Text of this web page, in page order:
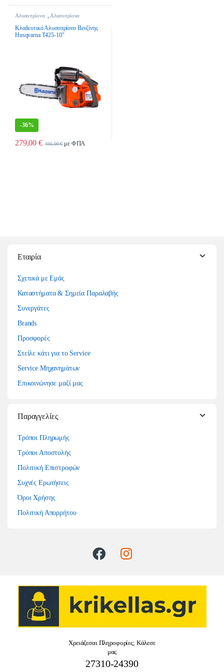
Αλυσοπρίονα
Αλυσοπρίονα
Γεωργικά Εργαλεία
Κλαδευτικό Αλυσοπρίονο Βενζίνης
Husqvarna T425-10″
-36%
279,00€ 435,00€με ΦΠΑ
Εταιρία
Σχετικά με Εμάς
Καταστήματα & Σημεία Παραλαβής
Συνεργάτες
Brands
Προσφορές
Στείλε κάτι για το Service
Service Μηχανημάτων
Επικοινώνησε μαζί μας
Παραγγελίες
Τρόποι Πληρωμής
Τρόποι Αποστολής
Πολιτική Επιστροφών
Συχνές Ερωτήσεις
Όροι Χρήσης
Πολιτική Απορρήτου
Χρειάζεσαι Πληροφορίες; Κάλεσε
μας
27310-24390